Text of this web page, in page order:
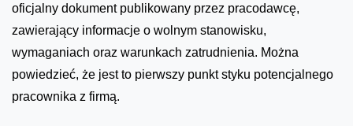
oficjalny dokument publikowany przez pracodawcę,
zawierający informacje o wolnym stanowisku,
wymaganiach oraz warunkach zatrudnienia. Można
powiedzieć, że jest to pierwszy punkt styku potencjalnego
pracownika z firmą.